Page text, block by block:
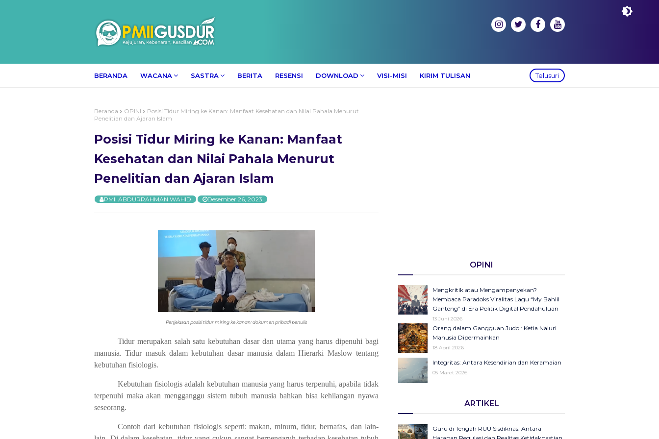
BERANDA WACANA SASTRA BERITA RESENSI DOWNLOAD VISI-MISI KIRIM TULISAN Telusuri
Beranda OPINI
Posisi Tidur Miring ke Kanan: Manfaat Kesehatan dan Nilai Pahala Menurut
Penelitian dan Ajaran Islam
Posisi Tidur Miring ke Kanan: Manfaat
Kesehatan dan Nilai Pahala Menurut
Penelitian dan Ajaran Islam
PMII ABDURRAHMAN WAHID Desember 26, 2023
Penjelasan posisi tidur miring ke kanan: dokumen pribadi penulis
Tidur merupakan salah satu kebutuhan dasar dan utama yang harus dipenuhi bagi
manusia. Tidur masuk dalam kebutuhan dasar manusia dalam Hierarki Maslow tentang
kebutuhan fisiologis.
Kebutuhan fisiologis adalah kebutuhan manusia yang harus terpenuhi, apabila tidak
terpenuhi maka akan mengganggu sistem tubuh manusia bahkan bisa kehilangan nyawa
seseorang.
Contoh dari kebutuhan fisiologis seperti: makan, minum, tidur, bernafas, dan lain-
OPINI
Mengkritik atau Mengampanyekan?
Membaca Paradoks Viralitas Lagu “My Bahlil
Ganteng” di Era Politik Digital Pendahuluan
13 Juni 2026
Orang dalam Gangguan Judol: Ketia Naluri
Manusia Dipermainkan
18 April 2026
Integritas: Antara Kesendirian dan Keramaian
05 Maret 2026
Halaman Koran ke Panggung Radio Serta
23 Desember 2025
ARTIKEL
Guru di Tengah RUU Sisdiknas: Antara